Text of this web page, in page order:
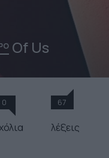
Of Us
0 67
λέξεις